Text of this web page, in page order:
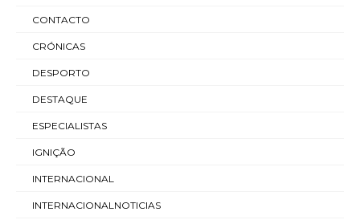
CONTACTO
CRÓNICAS
DESPORTO
DESTAQUE
ESPECIALISTAS
IGNIÇÃO
INTERNACIONAL
INTERNACIONALNOTICIAS